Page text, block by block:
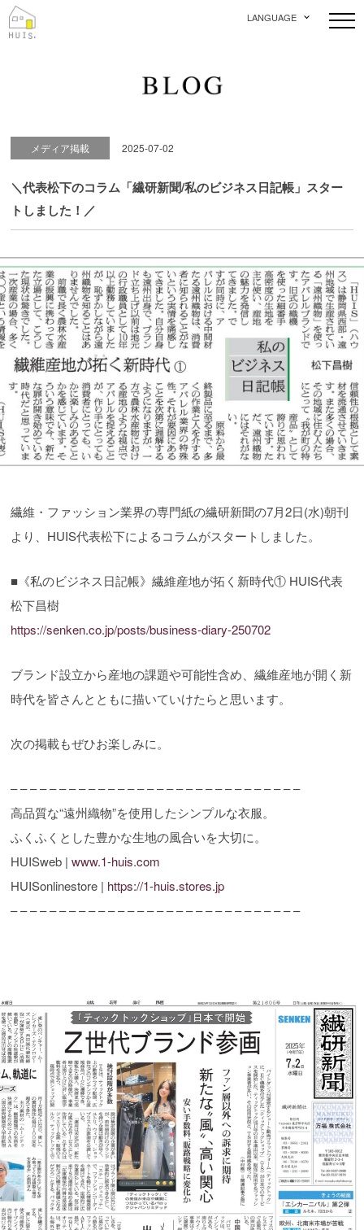
LANGUAGE
メディア掲載 2025-07-02
＼代表松下のコラム「繊研新聞/私のビジネス日記帳」スター
トしました！／
繊維・ファッション業界の専門紙の繊研新聞の7月2日(水)朝刊
より、HUIS代表松下によるコラムがスタートしました。
■《私のビジネス日記帳》繊維産地が拓く新時代① HUIS代表
松下昌樹
https://senken.co.jp/posts/business-diary-250702
ブランド設立から産地の課題や可能性含め、繊維産地が開く新
時代を皆さんとともに描いていけたらと思います。
次の掲載もぜひお楽しみに。
– – – – – – – – – – – – – – – – – – – – – – – – – – – – – –
高品質な“遠州織物”を使用したシンプルな衣服。
ふくふくとした豊かな生地の風合いを大切に。
HUISweb |www.1-huis.com
HUISonlinestore | https://1-huis.stores.jp
– – – – – – – – – – – – – – – – – – – – – – – – – – – – – –